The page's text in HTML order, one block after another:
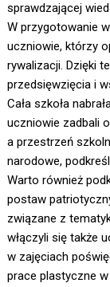
sprawdzającej
W przygotowanie
uczniowie, którzy
rywalizacji. Dzięki
przedsięwzięcia i
Cała szkoła
uczniowie zadbali
a przestrzeń
narodowe,
Warto również
postaw
związane z
włączyli się także
w zajęciach
prace plastyczne